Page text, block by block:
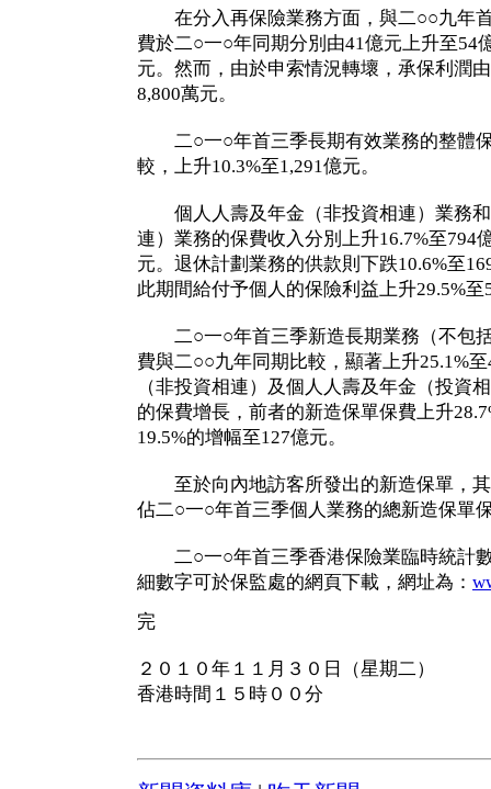
在分入再保險業務方面，與二○○九年
費於二○一○年同期分別由41億元上升至54
元。然而，由於申索情況轉壞，承保利潤
8,800萬元。
二○一○年首三季長期有效業務的整體
較，上升10.3%至1,291億元。
個人人壽及年金（非投資相連）業務和
連）業務的保費收入分別上升16.7%至794
元。退休計劃業務的供款則下跌10.6%至
此期間給付予個人的保險利益上升29.5%至
二○一○年首三季新造長期業務（不包
費與二○○九年同期比較，顯著上升25.1%
（非投資相連）及個人人壽及年金（投資
的保費增長，前者的新造保單保費上升
19.5%的增幅至127億元。
至於向內地訪客所發出的新造保單，其
佔二○一○年首三季個人業務的總新造保單
二○一○年首三季香港保險業臨時統計
細數字可於保監處的網頁下載，網址為：
完
２０１０年１１月３０日（星期二）
香港時間１５時００分